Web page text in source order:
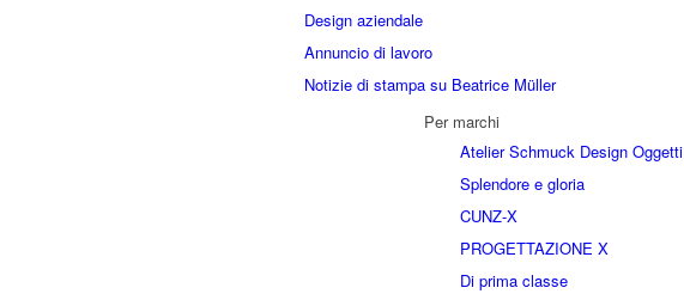
Design aziendale
Annuncio di lavoro
Notizie di stampa su Beatrice Müller
Per marchi
Atelier Schmuck Design Oggetti
Splendore e gloria
CUNZ-X
PROGETTAZIONE X
Di prima classe